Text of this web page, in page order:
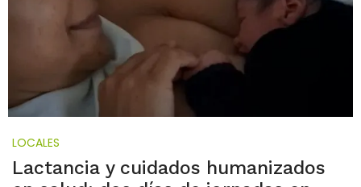
LOCALES
Lactancia y cuidados humanizados